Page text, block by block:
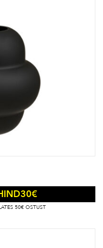
30€
50€ OSTUST